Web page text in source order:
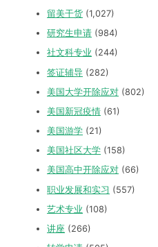
留美干货 (1,027)
研究生申请 (984)
社文科专业 (244)
签证辅导 (282)
美国大学开除应对 (802)
美国新冠疫情 (61)
美国游学 (21)
美国社区大学 (158)
美国高中开除应对 (66)
职业发展和实习 (557)
艺术专业 (108)
讲座 (266)